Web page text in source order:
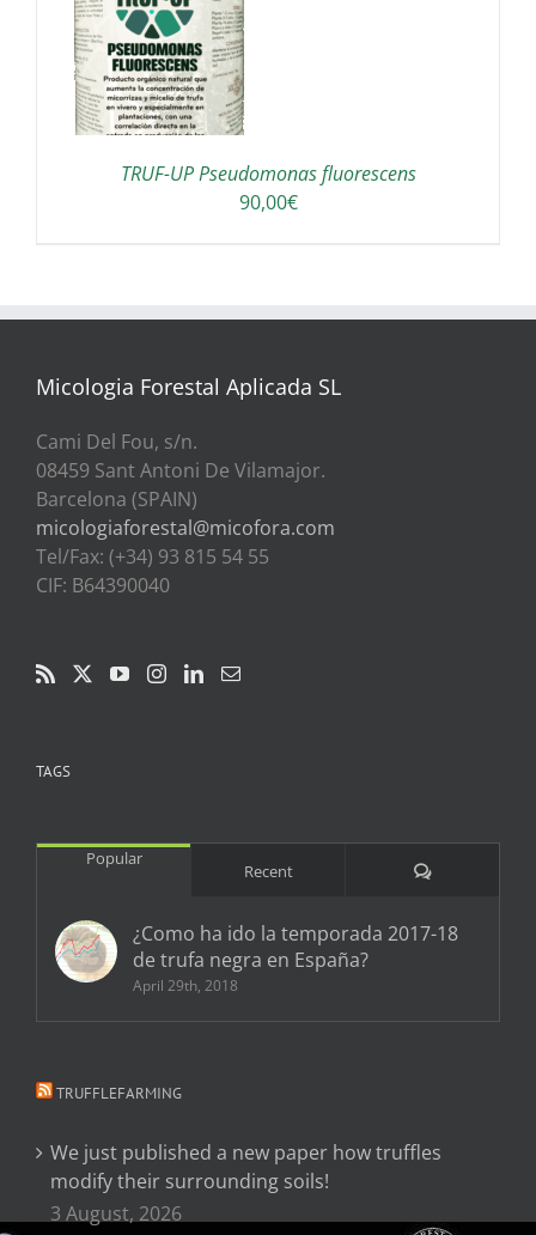
TRUF-UP Pseudomonas fluorescens
90,00€
Micologia Forestal Aplicada SL
Cami Del Fou, s/n.
08459 Sant Antoni De Vilamajor.
Barcelona (SPAIN)
micologiaforestal@micofora.com
Tel/Fax: (+34) 93 815 54 55
CIF: B64390040
TAGS
Popular
Recent Comments
¿Como ha ido la temporada 2017-18
de trufa negra en España?
April 29th, 2018
TRUFFLEFARMING
We just published a new paper how truffles
modify their surrounding soils!
3 August, 2026